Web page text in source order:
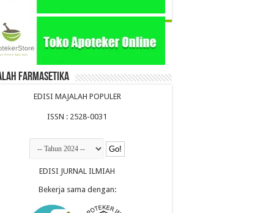
Farmasetika
EDISI MAJALAH POPULER
ISSN : 2528-0031
EDISI JURNAL ILMIAH
Bekerja sama dengan: